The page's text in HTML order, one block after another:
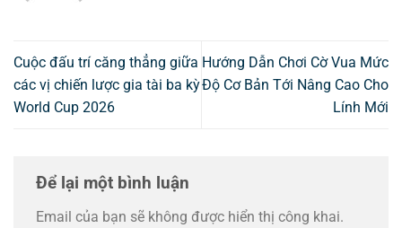
Cuộc đấu trí căng thẳng giữa
các vị chiến lược gia tài ba kỳ
World Cup 2026
Hướng Dẫn Chơi Cờ Vua Mức
Độ Cơ Bản Tới Nâng Cao Cho
Lính Mới
Để lại một bình luận
Email của bạn sẽ không được hiển thị công khai.